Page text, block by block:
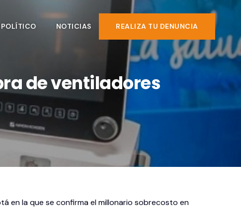
NOTICIAS REALIZA TU DENUNCIA
de ventiladores
en la que se confirma el millonario sobrecosto en